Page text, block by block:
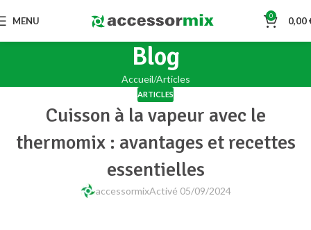
MENU 0 0,00
Blog
Accueil Articles
ARTICLES
Cuisson à la vapeur avec le
thermomix : avantages et recettes
essentielles
accessormixActivé 05/09/2024